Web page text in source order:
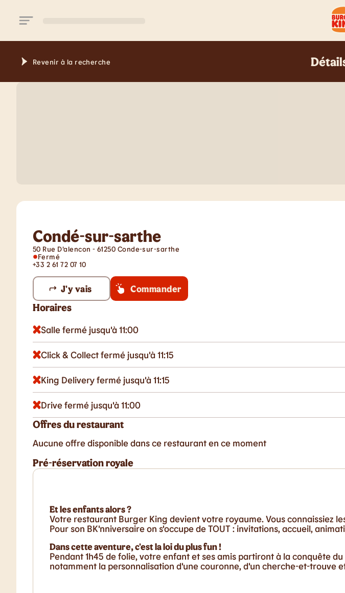
Revenir à la recherche
Condé-sur-sarthe
50 Rue D'alencon - 61250 Conde-sur-sarthe
Fermé
+33 2 61 72 07 10
J'y vais Commander
Horaires
Salle fermé jusqu'à 11:00
Click & Collect fermé jusqu'à 11:15
King Delivery fermé jusqu'à 11:15
Drive fermé jusqu'à 11:00
Offres du restaurant
Aucune offre disponible dans ce restaurant en ce moment
Pré-réservation royale
Et les enfants alors ?
Votre restaurant Burger King devient votre royaume. Vous connaissiez
Pour son BK'nniversaire on s'occupe de TOUT : invitations, accueil,
Dans cette aventure, c'est la loi du plus fun !
Pendant 1h45 de folie, votre enfant et ses amis partiront à la conquête
notamment la personnalisation d'une couronne, d'un cherche-et-trouve